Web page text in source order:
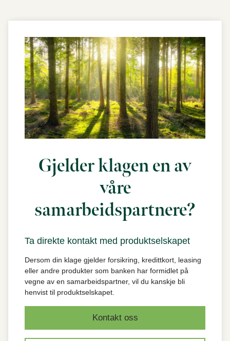
Gjelder klagen en av
våre
samarbeidspartnere?
Ta direkte kontakt med produktselskapet
Dersom din klage gjelder forsikring, kredittkort, leasing
eller andre produkter som banken har formidlet på
vegne av en samarbeidspartner, vil du kanskje bli
henvist til produktselskapet.
Kontakt oss